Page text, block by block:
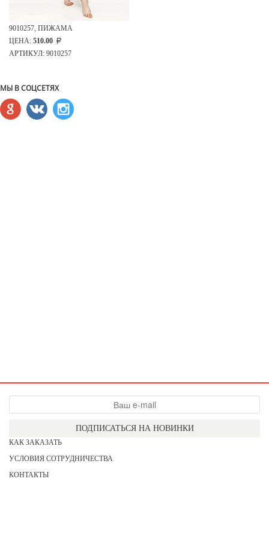
9010257, ПИЖАМА
ЦЕНА: 510.00
АРТИКУЛ: 9010257
МЫ В СОЦСЕТЯХ
ПОДПИСАТЬСЯ НА НОВИНКИ
КАК ЗАКАЗАТЬ
УСЛОВИЯ СОТРУДНИЧЕСТВА
КОНТАКТЫ